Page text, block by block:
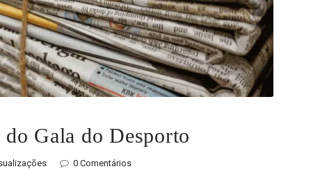
Gala do Desporto
0 Comentários